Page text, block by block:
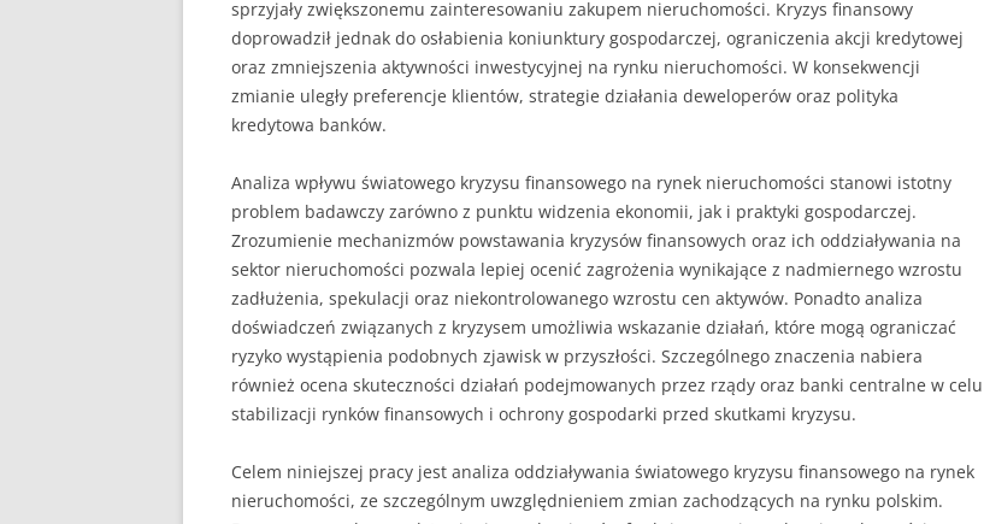
sprzyjały zwiększonemu zainteresowaniu zakupem nieruchomości. Kryzys finansowy
doprowadził jednak do osłabienia koniunktury gospodarczej, ograniczenia akcji kredytowej
oraz zmniejszenia aktywności inwestycyjnej na rynku nieruchomości. W konsekwencji
zmianie uległy preferencje klientów, strategie działania deweloperów oraz polityka
kredytowa banków.
Analiza wpływu światowego kryzysu finansowego na rynek nieruchomości stanowi istotny
problem badawczy zarówno z punktu widzenia ekonomii, jak i praktyki gospodarczej.
Zrozumienie mechanizmów powstawania kryzysów finansowych oraz ich oddziaływania na
sektor nieruchomości pozwala lepiej ocenić zagrożenia wynikające z nadmiernego wzrostu
zadłużenia, spekulacji oraz niekontrolowanego wzrostu cen aktywów. Ponadto analiza
doświadczeń związanych z kryzysem umożliwia wskazanie działań, które mogą ograniczać
ryzyko wystąpienia podobnych zjawisk w przyszłości. Szczególnego znaczenia nabiera
również ocena skuteczności działań podejmowanych przez rządy oraz banki centralne w celu
stabilizacji rynków finansowych i ochrony gospodarki przed skutkami kryzysu.
Celem niniejszej pracy jest analiza oddziaływania światowego kryzysu finansowego na rynek
nieruchomości, ze szczególnym uwzględnieniem zmian zachodzących na rynku polskim.